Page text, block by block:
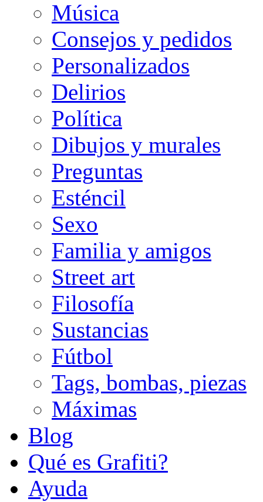
Música
Consejos y pedidos
Personalizados
Delirios
Política
Dibujos y murales
Preguntas
Esténcil
Sexo
Familia y amigos
Street art
Filosofía
Sustancias
Fútbol
Tags, bombas, piezas
Máximas
Blog
Qué es Grafiti?
Ayuda